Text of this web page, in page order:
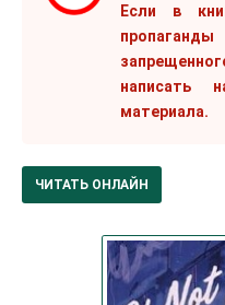
Если в
написать
материала.
ЧИТАТЬ ОНЛАЙН